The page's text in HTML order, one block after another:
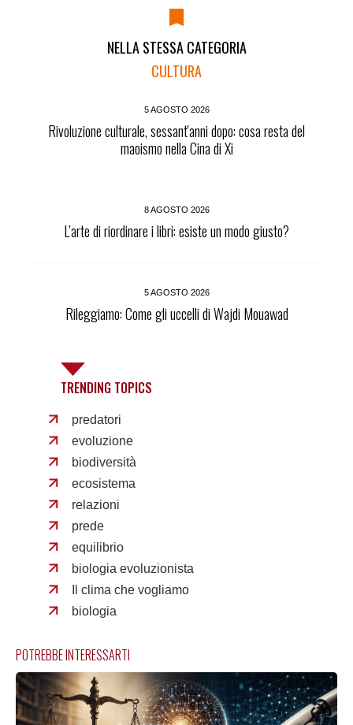
NELLA STESSA CATEGORIA
CULTURA
5 AGOSTO 2026
Rivoluzione culturale, sessant'anni dopo: cosa resta del
maoismo nella Cina di Xi
8 AGOSTO 2026
L’arte di riordinare i libri: esiste un modo giusto?
5 AGOSTO 2026
Rileggiamo: Come gli uccelli di Wajdi Mouawad
TRENDING TOPICS
predatori
evoluzione
biodiversità
ecosistema
relazioni
prede
equilibrio
biologia evoluzionista
Il clima che vogliamo
biologia
POTREBBE INTERESSARTI